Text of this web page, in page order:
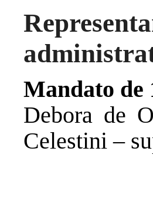
Mandato de
Debora de
Celestini –